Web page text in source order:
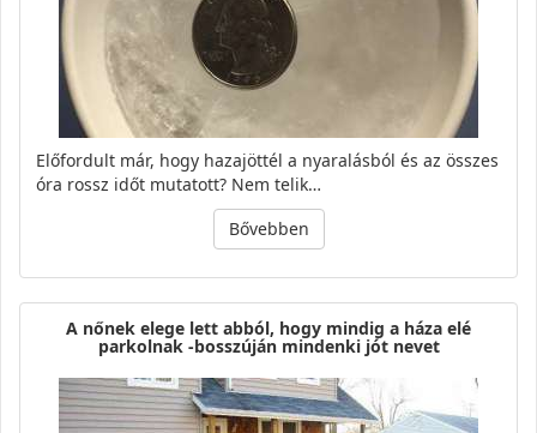
Előfordult már, hogy hazajöttél a nyaralásból és az összes
óra rossz időt mutatott? Nem telik…
Bővebben
A nőnek elege lett abból, hogy mindig a háza elé
parkolnak -bosszúján mindenki jót nevet